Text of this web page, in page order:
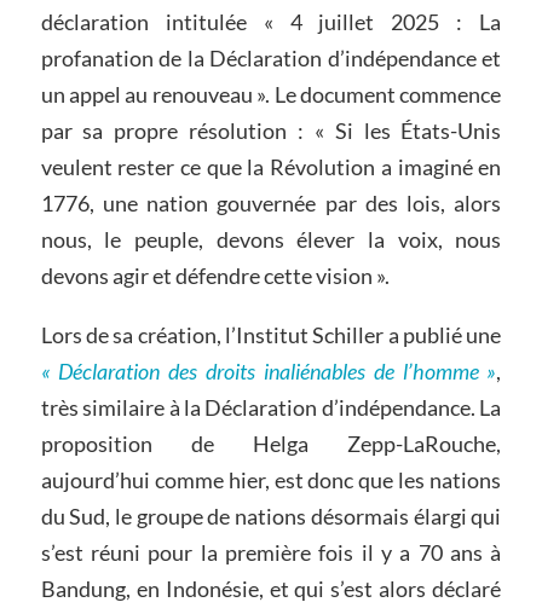
déclaration intitulée « 4 juillet 2025 : La
profanation de la Déclaration d’indépendance et
un appel au renouveau ». Le document commence
par sa propre résolution : « Si les États-Unis
veulent rester ce que la Révolution a imaginé en
1776, une nation gouvernée par des lois, alors
nous, le peuple, devons élever la voix, nous
devons agir et défendre cette vision ».
Lors de sa création, l’Institut Schiller a publié une
« Déclaration des droits inaliénables de l’homme »,
très similaire à la Déclaration d’indépendance. La
proposition de Helga Zepp-LaRouche,
aujourd’hui comme hier, est donc que les nations
du Sud, le groupe de nations désormais élargi qui
s’est réuni pour la première fois il y a 70 ans à
Bandung, en Indonésie, et qui s’est alors déclaré